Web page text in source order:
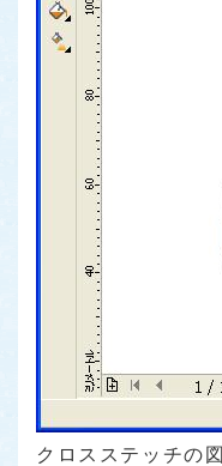
クロスステッチの